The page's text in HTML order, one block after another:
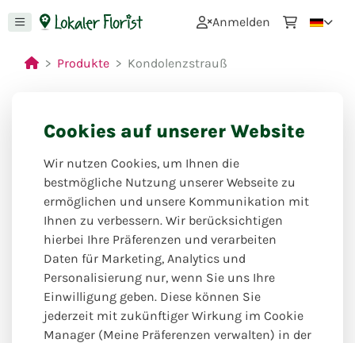
Anmelden
Produkte Kondolenzstrauß
ab: 13.07.26 bis 06.08.26
Cookies auf unserer Website
Wir nutzen Cookies, um Ihnen die
bestmögliche Nutzung unserer Webseite zu
ermöglichen und unsere Kommunikation mit
Ihnen zu verbessern. Wir berücksichtigen
hierbei Ihre Präferenzen und verarbeiten
Daten für Marketing, Analytics und
Personalisierung nur, wenn Sie uns Ihre
Einwilligung geben. Diese können Sie
jederzeit mit zukünftiger Wirkung im Cookie
Manager (Meine Präferenzen verwalten) in der